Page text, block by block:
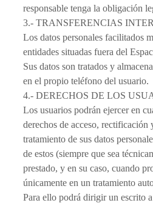
responsable tenga la obligación
3.- TRANSFERENCIAS
Los datos personales facilitados
entidades situadas fuera del
Sus datos son tratados y
en el propio teléfono del usuario.
4.- DERECHOS DE LOS
Los usuarios podrán ejercer en
derechos de acceso,
tratamiento de sus datos
de estos (siempre que sea
prestado, y en su caso, cuando
únicamente en un tratamiento
Para ello podrá dirigir un escrito